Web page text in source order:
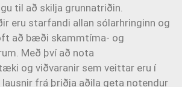
til að skilja grunnatriðin.
eru starfandi allan sólarhringinn og
að bæði skammtíma- og
Með því að nota
og viðvaranir sem veittar eru í
frá þriðja aðila geta notendur